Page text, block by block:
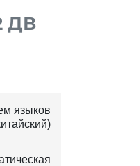
ДВ
языков